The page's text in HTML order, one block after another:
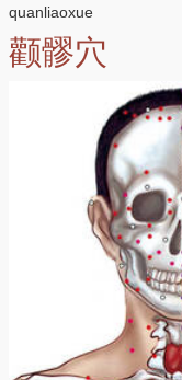
quanliaoxue
颧髎穴